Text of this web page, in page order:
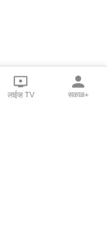
लाईव्ह TV सकाळ+